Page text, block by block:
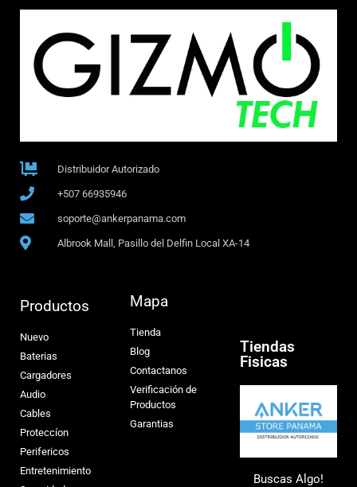
Distribuidor Autorizado
+507 66935946
soporte@ankerpanama.com
Albrook Mall, Pasillo del Delfin Local XA-14
Productos
Nuevo
Baterias
Cargadores
Audio
Cables
Proteccíon
Perifericos
Entretenimiento
Mapa
Tienda
Blog
Contactanos
Verificación de
Productos
Garantias
Tiendas
Fisicas
Buscas Algo!